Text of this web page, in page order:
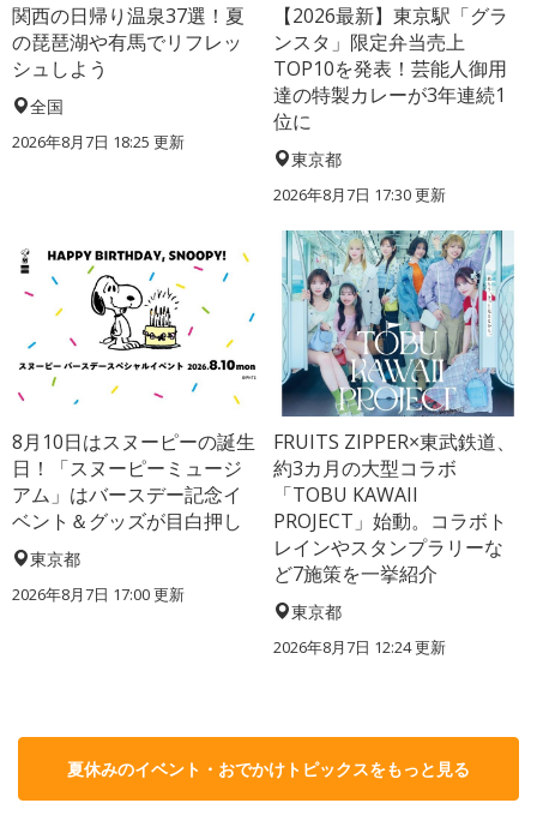
関西の日帰り温泉37選！夏
の琵琶湖や有馬でリフレッ
シュしよう
全国
2026年8月7日 18:25 更新
【2026最新】東京駅「グラ
ンスタ」限定弁当売上
TOP10を発表！芸能人御用
達の特製カレーが3年連続1
位に
東京都
2026年8月7日 17:30更新
8月10日はスヌーピーの誕生
日！「スヌーピーミュージ
アム」はバースデー記念イ
ベント＆グッズが目白押し
東京都
2026年8月7日 17:00更新
FRUITS ZIPPER×東武鉄道、
約3カ月の大型コラボ
「TOBU KAWAII
PROJECT」始動。コラボト
レインやスタンプラリーな
ど7施策を一挙紹介
東京都
2026年8月7日 12:24更新
夏休みのイベント・おでかけトピックスをもっと見る